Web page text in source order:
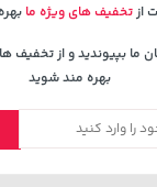
ازتخفیف های ویژه ما
ما بپیوندید و از تخفیف
بهره مند شوید